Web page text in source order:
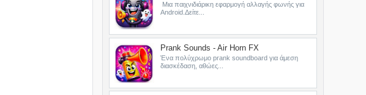
Μια παιχνιδιάρικη εφαρμογή αλλαγής φωνής για
Android.Δείτε...
Prank Sounds - Air Horn FX
Ένα πολύχρωμο prank soundboard για άμεση
διασκέδαση, αθώες...